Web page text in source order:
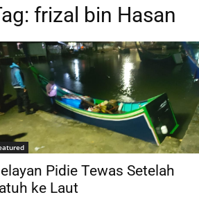
frizal bin Hasan
Pidie Tewas Setelah
ke Laut